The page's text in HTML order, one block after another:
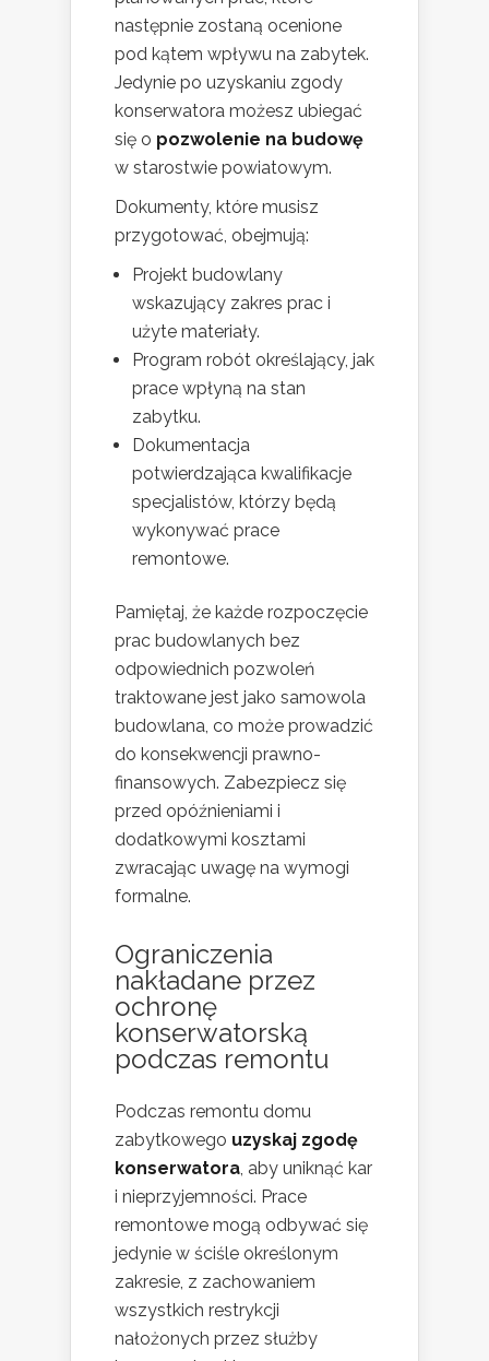
następnie zostaną ocenione
pod kątem wpływu na zabytek.
Jedynie po uzyskaniu zgody
konserwatora możesz ubiegać
się o pozwolenie na budowę
w starostwie powiatowym.
Dokumenty, które musisz
przygotować, obejmują:
Projekt budowlany
wskazujący zakres prac i
użyte materiały.
Program robót określający, jak
prace wpłyną na stan
zabytku.
Dokumentacja
potwierdzająca kwalifikacje
specjalistów, którzy będą
wykonywać prace
remontowe.
Pamiętaj, że każde rozpoczęcie
prac budowlanych bez
odpowiednich pozwoleń
traktowane jest jako samowola
budowlana, co może prowadzić
do konsekwencji prawno-
finansowych. Zabezpiecz się
przed opóźnieniami i
dodatkowymi kosztami
zwracając uwagę na wymogi
formalne.
Ograniczenia
nakładane przez
ochronę
konserwatorską
podczas remontu
Podczas remontu domu
zabytkowego uzyskaj zgodę
konserwatora , aby uniknąć kar
i nieprzyjemności. Prace
remontowe mogą odbywać się
jedynie w ściśle określonym
zakresie, z zachowaniem
wszystkich restrykcji
nałożonych przez służby